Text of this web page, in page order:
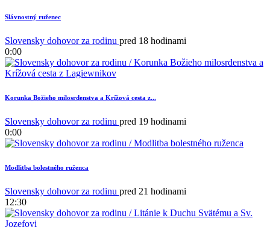
Slávnostný ruženec
Slovensky dohovor za rodinu pred 18 hodinami
0:00
Korunka Božieho milosrdenstva a Krížová cesta z...
Slovensky dohovor za rodinu pred 19 hodinami
0:00
Modlitba bolestného ruženca
Slovensky dohovor za rodinu pred 21 hodinami
12:30